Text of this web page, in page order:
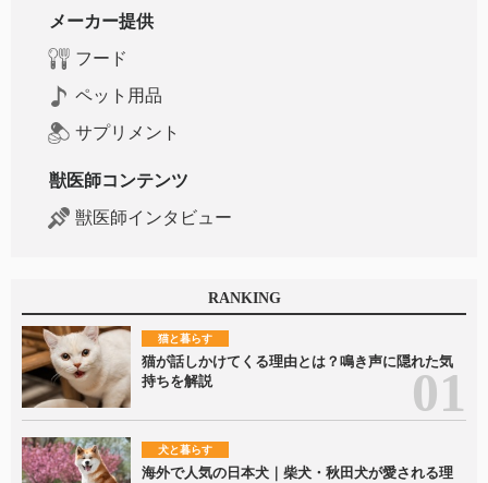
メーカー提供
フード
ペット用品
サプリメント
獣医師コンテンツ
獣医師インタビュー
RANKING
猫と暮らす
猫が話しかけてくる理由とは？鳴き声に隠れた気
持ちを解説
犬と暮らす
海外で人気の日本犬｜柴犬・秋田犬が愛される理